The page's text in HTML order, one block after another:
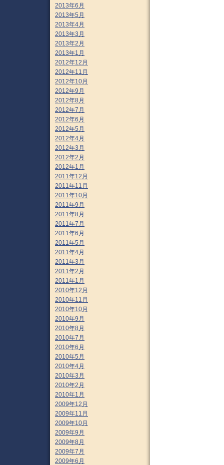
2013年6月
2013年5月
2013年4月
2013年3月
2013年2月
2013年1月
2012年12月
2012年11月
2012年10月
2012年9月
2012年8月
2012年7月
2012年6月
2012年5月
2012年4月
2012年3月
2012年2月
2012年1月
2011年12月
2011年11月
2011年10月
2011年9月
2011年8月
2011年7月
2011年6月
2011年5月
2011年4月
2011年3月
2011年2月
2011年1月
2010年12月
2010年11月
2010年10月
2010年9月
2010年8月
2010年7月
2010年6月
2010年5月
2010年4月
2010年3月
2010年2月
2010年1月
2009年12月
2009年11月
2009年10月
2009年9月
2009年8月
2009年7月
2009年6月